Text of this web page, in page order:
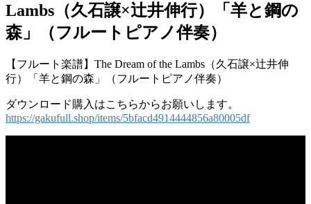
Lambs（久石譲×辻井伸行）「羊と鋼の
森」（フルートピアノ伴奏）
【フルート楽譜】The Dream of the Lambs（久石譲×辻井伸
行）「羊と鋼の森」（フルートピアノ伴奏）
ダウンロード購入はこちらからお願いします。
https://gakufull.shop/items/5bfacd4914444856a80005df